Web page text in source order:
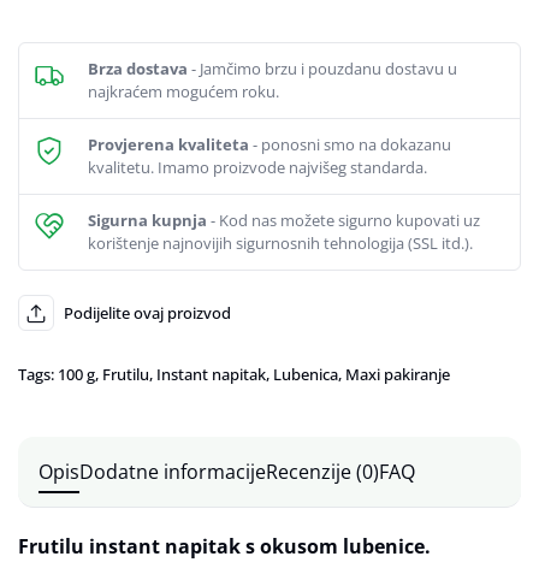
14,25 €
Brza dostava - Jamčimo brzu i pouzdanu dostavu u
najkraćem mogućem roku.
Provjerena kvaliteta - ponosni smo na dokazanu
kvalitetu. Imamo proizvode najvišeg standarda.
Sigurna kupnja - Kod nas možete sigurno kupovati uz
korištenje najnovijih sigurnosnih tehnologija (SSL itd.).
Podijelite ovaj proizvod
Tags: 100 g, Frutilu, Instant napitak, Lubenica, Maxi pakiranje
OpisDodatne informacijeRecenzije (0)FAQ
Frutilu instant napitak s okusom lubenice.